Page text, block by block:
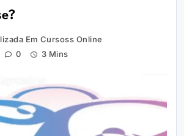
Em Cursoss Online
0 3 Mins